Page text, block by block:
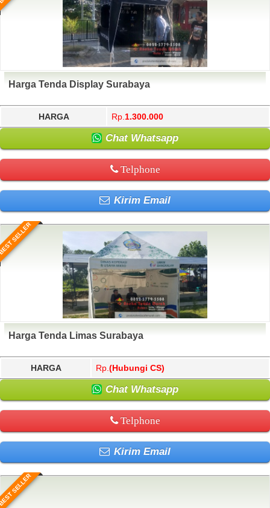
Harga Tenda Display Surabaya
HARGA Rp. 1.300.000
Chat Whatsapp
Telphone
Kirim Email
SELLER
Harga Tenda Limas Surabaya
HARGA Rp. (Hubungi CS)
Chat Whatsapp
Telphone
Kirim Email
SELLER